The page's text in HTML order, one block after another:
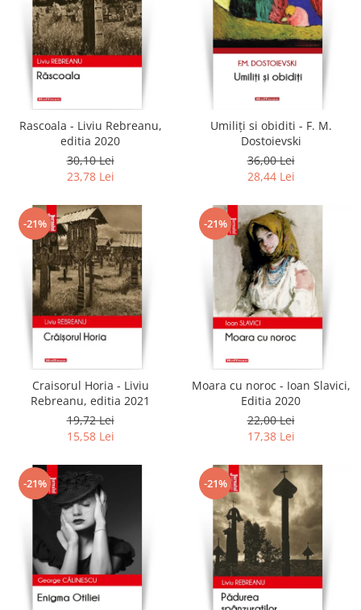
Rascoala - Liviu Rebreanu,
editia 2020
30,10 Lei
23,78 Lei
Umiliți si obiditi - F. M.
Dostoievski
36,00 Lei
28,44 Lei
-21%
Craisorul Horia - Liviu
Rebreanu, editia 2021
19,72 Lei
15,58 Lei
-21%
Moara cu noroc - Ioan Slavici,
Editia 2020
22,00 Lei
17,38 Lei
-21% -21%